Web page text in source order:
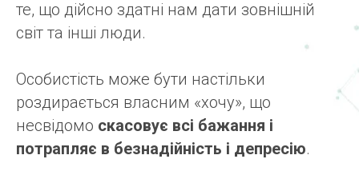
те, що дійсно здатні нам дати зовнішній
світ та інші люди.
Особистість може бути настільки
роздирається власним «хочу», що
несвідомо скасовує всі бажання і
потрапляє в безнадійність і депресію.